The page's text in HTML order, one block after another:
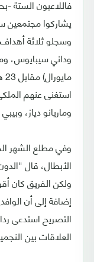
فاللاعبون الستة
وسجلو ثلاثة
وداني سيبايوس،
استغنى عنهم
وماريانو دياز،
وفي مطلع الشهر
الأبطال، قال
ولكن الفريق كان
إضافة إلى أن
التصريح استدعى
العلاقات بين